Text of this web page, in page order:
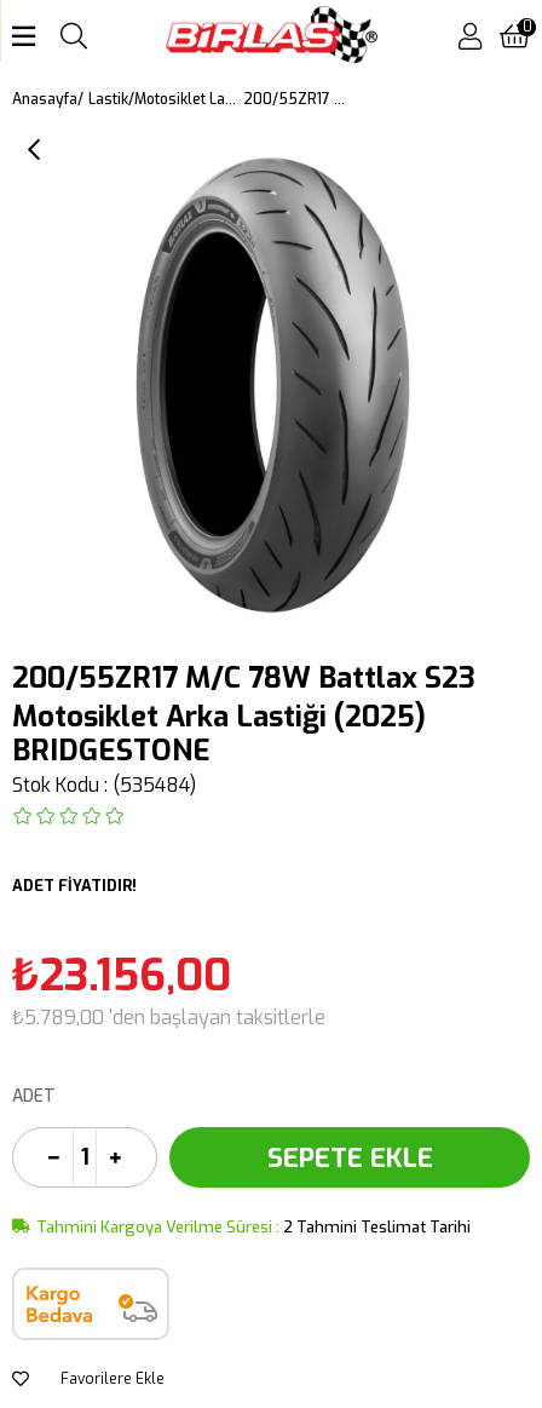
0
Anasayfa Lastik Motosiklet Lastiği 200/55ZR17 M/C 78W Battlax S23 Motosiklet Arka Lastiği (2025)
200/55ZR17 M/C 78W Battlax S23
Motosiklet Arka Lastiği (2025)
BRIDGESTONE
Stok Kodu (535484)
ADET FİYATIDIR!
₺23.156,00
₺5.789,00 'den başlayan taksitlerle
ADET
Tahmini Kargoya Verilme Süresi : 2 Tahmini Teslimat Tarihi
Favorilere Ekle